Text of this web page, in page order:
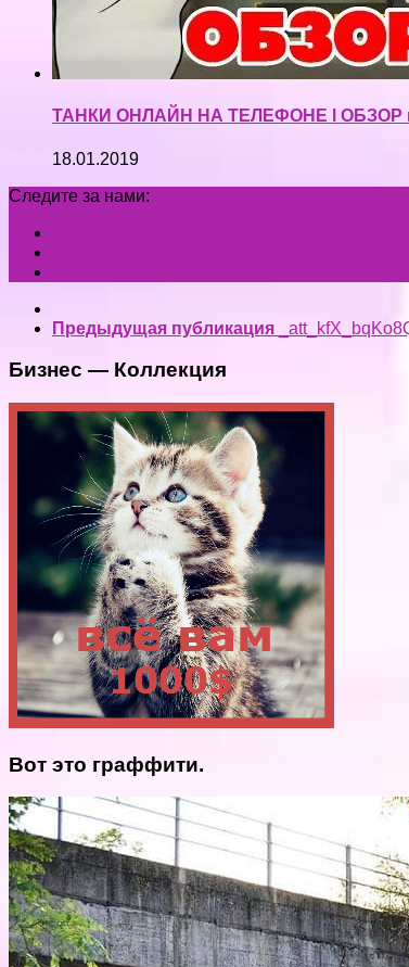
ТАНКИ ОНЛАЙН НА ТЕЛЕФОНЕ l ОБЗОР
18.01.2019
Следите за нами:
Предыдущая публикация
Бизнес — Коллекция
Вот это граффити.